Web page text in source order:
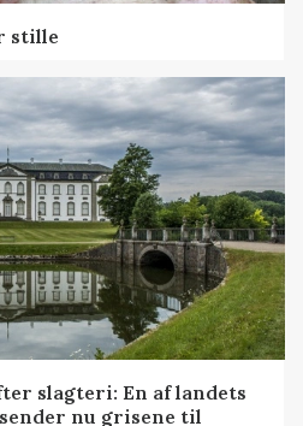
stille
slagteri: En af landets
nu grisene til